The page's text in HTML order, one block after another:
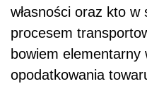
własności oraz kto
procesem
bowiem elementarny
opodatkowania